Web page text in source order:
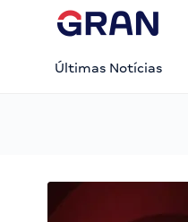
Últimas Notícias